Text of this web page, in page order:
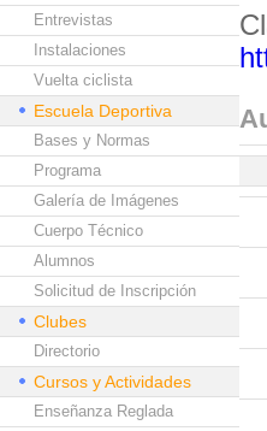
Entrevistas
Instalaciones
Vuelta ciclista
Escuela Deportiva
Bases y Normas
Programa
Galería de Imágenes
Cuerpo Técnico
Alumnos
Solicitud de Inscripción
Clubes
Directorio
Cursos y Actividades
Enseñanza Reglada